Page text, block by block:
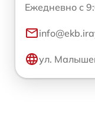
Ежедневно с
ул.